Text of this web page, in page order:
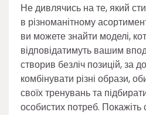
Не дивлячись на те, який
в різноманітному
ви можете знайти моделі,
відповідатимуть вашим
створив безліч позицій, за
комбінувати різні образи,
своїх тренувань та
особистих потреб. Покажіть